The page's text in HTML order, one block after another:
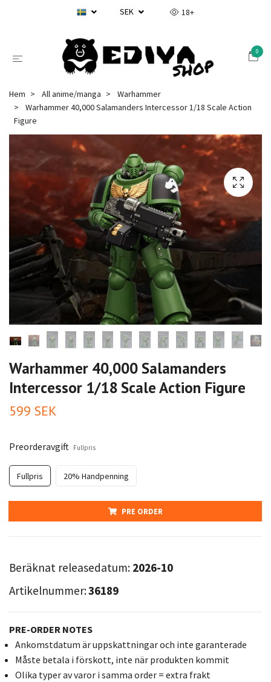
SEK 18+
0
Hem All anime/manga
Warhammer
Warhammer 40,000 Salamanders Intercessor 1/18 Scale Action
Figure
Warhammer 40,000 Salamanders
Intercessor 1/18 Scale Action Figure
599 SEK
Preorderavgift Fullpris
Fullpris 20% Handpenning
PRE ORDER
Beräknat releasedatum: 2026-10
Artikelnummer:36189
PRE-ORDER NOTES
Ankomstdatum är uppskattningar och inte garanterade
Måste betala i förskott, inte när produkten kommit
Olika typer av varor i samma order = extra frakt